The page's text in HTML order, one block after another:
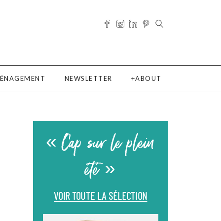
NEWSLETTER ABOUT
« Cap sur le plein
été »
VOIR TOUTE LA SÉLECTION